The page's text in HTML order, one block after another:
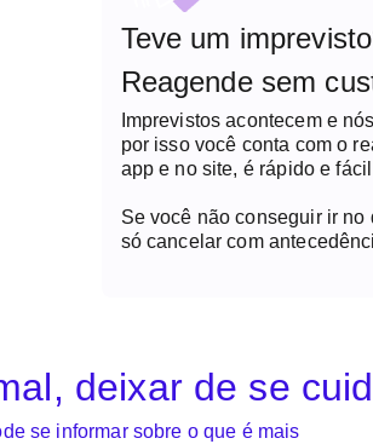
Teve um
Reagende sem
Imprevistos acontecem e
por isso você conta com o
app e no site, é rápido e fácil
Se você não conseguir ir no
só cancelar com
deixar de se
se informar sobre o que é mais